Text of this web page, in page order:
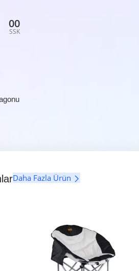
00
SSK
Daha Fazla Ürün